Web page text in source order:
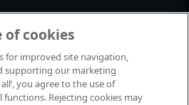
ェビナー
of cookies
for improved site navigation,
supporting our marketing
you agree to the use of
Rejecting cookies may